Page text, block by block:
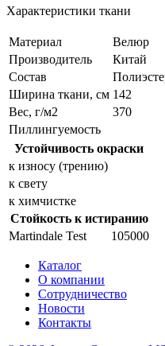
Характеристики ткани
Материал
Велюр
Производитель
Китай
Состав
Ширина ткани, см 142
Вес, г/м2
370
Пиллингуемость
Устойчивость окраски
к износу (трению)
к свету
к химчистке
Стойкость к истиранию
Martindale Test
105000
Каталог
О компании
Сотрудничество
Новости
Контакты